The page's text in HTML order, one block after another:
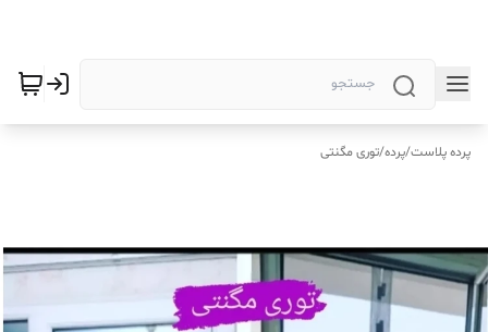
پرده پلاست/پرده/توری مگنتی